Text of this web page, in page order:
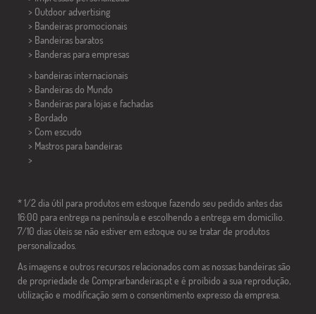
> Outdoor advertising
> Bandeiras promocionais
> Bandeiras baratos
> Banderas para empresas
> bandeiras internacionais
> Bandeiras do Mundo
> Bandeiras para lojas e fachadas
> Bordado
> Com escudo
> Mastros para bandeiras
>
* 1/2 dia útil para produtos em estoque fazendo seu pedido antes das
16:00 para entrega na península e escolhendo a entrega em domicílio.
7/10 dias úteis se não estiver em estoque ou se tratar de produtos
personalizados.
As imagens e outros recursos relacionados com as nossas bandeiras são
de propriedade de Comprarbandeiras.pt e é proibido a sua reprodução,
utilização e modificação sem o consentimento expresso da empresa.